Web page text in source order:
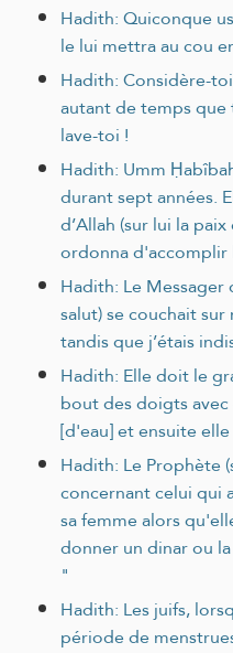
Hadith: Quiconque
le lui mettra au cou
Hadith: Considère-
autant de temps
lave-toi !
Hadith: Umm
durant sept années.
d’Allah (sur lui la
ordonna d'accomplir
Hadith: Le Messager
salut) se couchait
tandis que j’étais
Hadith: Elle doit le
bout des doigts
[d'eau] et ensuite
Hadith: Le Prophète
concernant celui qui
sa femme alors
donner un dinar ou
"
Hadith: Les juifs,
période de